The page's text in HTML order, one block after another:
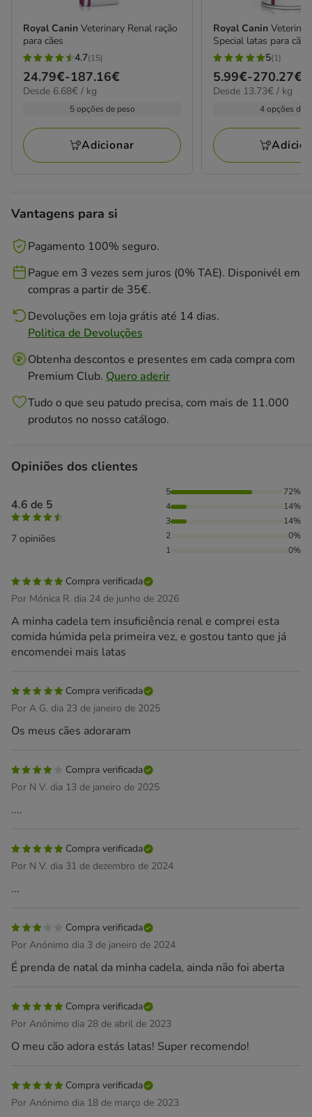
Royal Canin Veterinary Renal ração
para cães
4.7
estrelas
com
avaliações
4.7(15)
Preço
de
187.16€
24.79€-187.16€
6.68€
Desde 6.68€ / kg
5 opções de peso
Adicionar
Royal Canin
Special latas para cães
5
estrelas
com
avaliações
5(1)
Preço
de
270.27€
5.99€-270.27€
13.73€
Desde 13.73€ / kg
4 opções de
Vantagens para si
Pagamento 100% seguro.
Pague em 3 vezes sem juros (0% TAE). Disponivél em
compras a partir de 35€.
Devoluções em loja grátis até 14 dias.
Politica de Devoluções
Obtenha descontos e presentes em cada compra com
Premium Club. Quero aderir
Tudo o que seu patudo precisa, com mais de 11.000
produtos no nosso catálogo.
Opiniões dos clientes
4.6 de 5
7 opiniões
72% das pessoas avaliaram com 5 estrelas, 14% das
5
72%
4
14%
3
14%
2
0%
1
0%
Compra verificada
Por Mónica R. dia 24 de junho de 2026
A minha cadela tem insuficiência renal e comprei esta
comida húmida pela primeira vez, e gostou tanto que já
encomendei mais latas
Compra verificada
Por A G. dia 23 de janeiro de 2025
Os meus cães adoraram
Compra verificada
Por N V. dia 13 de janeiro de 2025
....
Compra verificada
Por N V. dia 31 de dezembro de 2024
...
Compra verificada
Por Anónimo dia 3 de janeiro de 2024
É prenda de natal da minha cadela, ainda não foi aberta
Compra verificada
Por Anónimo dia 28 de abril de 2023
O meu cão adora estás latas! Super recomendo!
Compra verificada
Por Anónimo dia 18 de março de 2023